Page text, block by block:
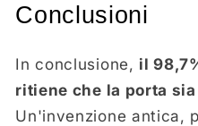
Conclusioni
In conclusione, il
ritiene che la porta
Un'invenzione antica,